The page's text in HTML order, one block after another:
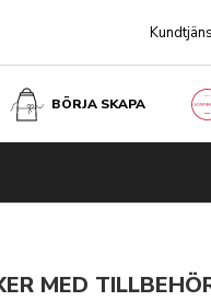
BÖRJA SKAPA
MED